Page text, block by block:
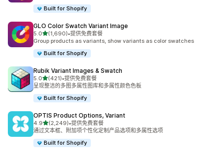
Built for Shopify
GLO Color Swatch Variant Image
5.0星（满分 5 星）
(1,690)
总共 1690 条评论
•提供免费套餐
Group products as variants, show variants as color swatches
Built for Shopify
Rubik Variant Images & Swatch
5.0星（满分 5 星）
(421)
总共 421 条评论
•提供免费套餐
呈现整洁的多图多属性图库和多属性颜色色板
Built for Shopify
OPTIS Product Options, Variant
4.9星（满分 5 星）
(2,249)
总共 2249 条评论
•提供免费套餐
通过文本框、附加项个性化定制产品选项和多属性选项
Built for Shopify